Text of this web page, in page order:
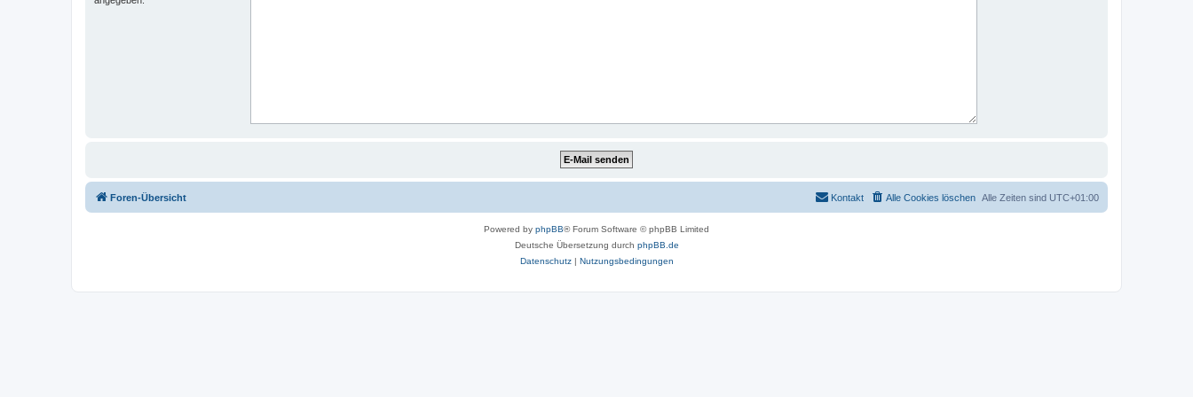
Foren-Übersicht Alle Zeiten sind UTC+01:00
Alle Cookies löschen
Kontakt
Powered by phpBB® Forum Software © phpBB Limited
Deutsche Übersetzung durch phpBB.de
Datenschutz| Nutzungsbedingungen